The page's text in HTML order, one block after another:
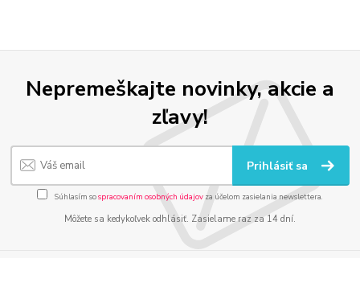
Nepremeškajte novinky, akcie a
zľavy!
Prihlásiť sa
Súhlasím sospracovaním osobných údajov za účelom zasielania newslettera.
Môžete sa kedykoľvek odhlásiť. Zasielame raz za 14 dní.